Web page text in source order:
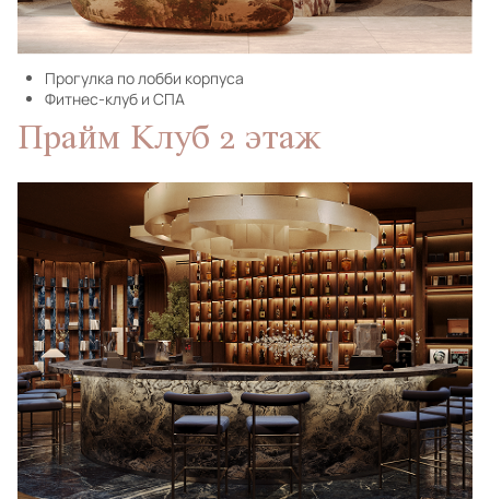
Прогулка по лобби корпуса
Фитнес-клуб и СПА
Прайм Клуб 2 этаж